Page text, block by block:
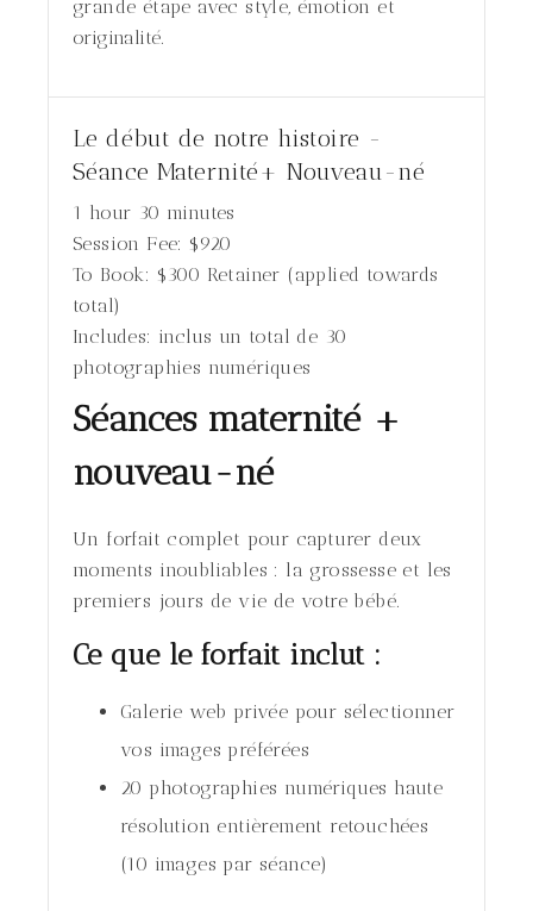
grande étape avec style, émotion et
originalité.
Le début de notre histoire -
Séance Maternité+ Nouveau-né
1 hour 30 minutes
Session Fee: $920
To Book: $300 Retainer (applied towards
total)
Includes: inclus un total de 30
photographies numériques
Séances maternité +
nouveau-né
Un forfait complet pour capturer deux
moments inoubliables : la grossesse et les
premiers jours de vie de votre bébé.
Ce que le forfait inclut :
Galerie web privée pour sélectionner
vos images préférées
20 photographies numériques haute
résolution entièrement retouchées
(10 images par séance)